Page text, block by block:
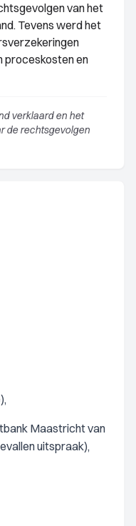
van het
Tevens werd het
proceskosten en
verklaard en het
de rechtsgevolgen
Maastricht van
uitspraak),